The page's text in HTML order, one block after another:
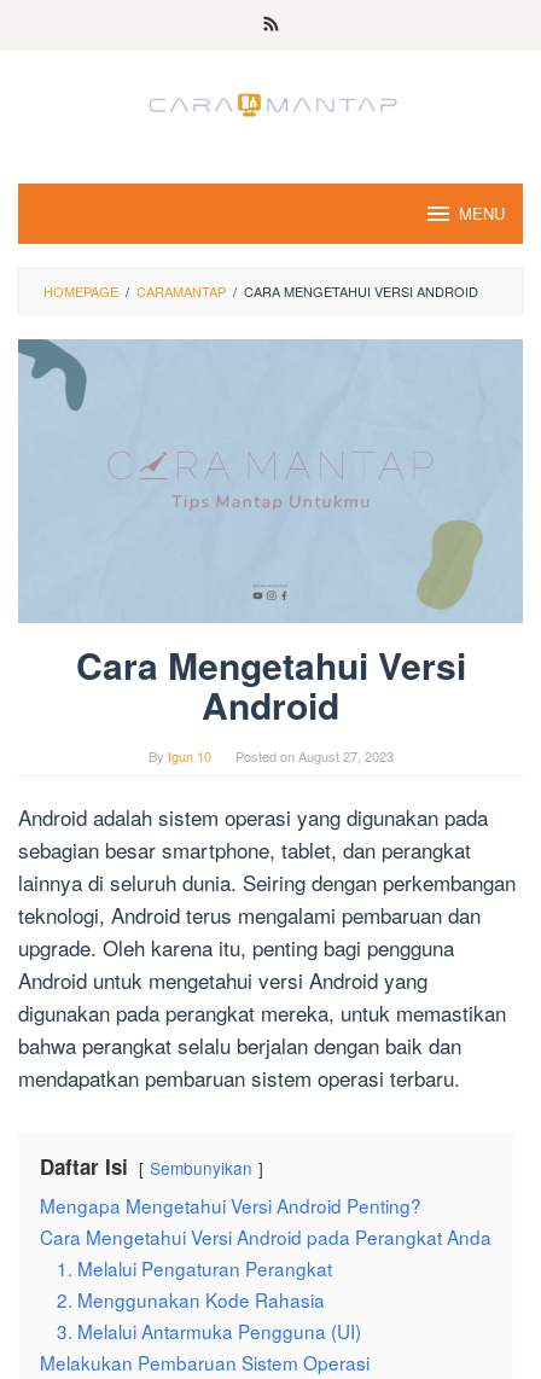
MENU
HOMEPAGE / CARAMANTAP / CARA MENGETAHUI VERSI ANDROID
Cara Mengetahui Versi
Android
By Igun 10 Posted onAugust 27, 2023
Android adalah sistem operasi yang digunakan pada
sebagian besar smartphone, tablet, dan perangkat
lainnya di seluruh dunia. Seiring dengan perkembangan
teknologi, Android terus mengalami pembaruan dan
upgrade. Oleh karena itu, penting bagi pengguna
Android untuk mengetahui versi Android yang
digunakan pada perangkat mereka, untuk memastikan
bahwa perangkat selalu berjalan dengan baik dan
mendapatkan pembaruan sistem operasi terbaru.
Daftar Isi Sembunyikan
Mengapa Mengetahui Versi Android Penting?
Cara Mengetahui Versi Android pada Perangkat Anda
1. Melalui Pengaturan Perangkat
2. Menggunakan Kode Rahasia
3. Melalui Antarmuka Pengguna (UI)
Melakukan Pembaruan Sistem Operasi